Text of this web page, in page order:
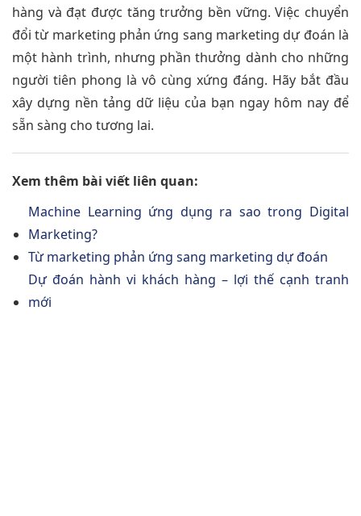
hàng và đạt được tăng trưởng bền vững. Việc chuyển
đổi từ marketing phản ứng sang marketing dự đoán là
một hành trình, nhưng phần thưởng dành cho những
người tiên phong là vô cùng xứng đáng. Hãy bắt đầu
xây dựng nền tảng dữ liệu của bạn ngay hôm nay để
sẵn sàng cho tương lai.
Xem thêm bài viết liên quan:
Machine Learning ứng dụng ra sao trong Digital
Marketing?
Từ marketing phản ứng sang marketing dự đoán
Dự đoán hành vi khách hàng – lợi thế cạnh tranh
mới